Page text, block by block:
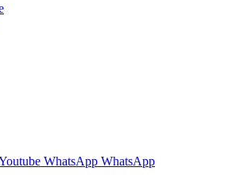
WhatsApp WhatsApp